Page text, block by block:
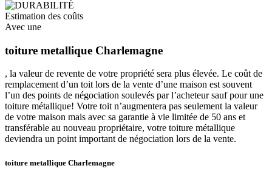
Estimation des coûts
Avec une
toiture metallique Charlemagne
, la valeur de revente de votre propriété sera plus élevée. Le coût de
remplacement d’un toit lors de la vente d’une maison est souvent
l’un des points de négociation soulevés par l’acheteur sauf pour une
toiture métallique! Votre toit n’augmentera pas seulement la valeur
de votre maison mais avec sa garantie à vie limitée de 50 ans et
transférable au nouveau propriétaire, votre toiture métallique
deviendra un point important de négociation lors de la vente.
toiture metallique Charlemagne